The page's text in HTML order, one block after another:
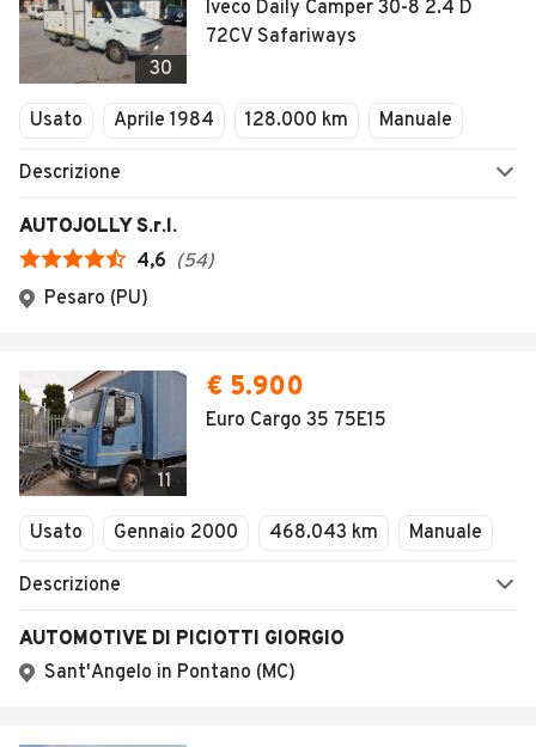
30
Iveco Daily Camper 30-8 2.4 D
72CV Safariways
Usato Aprile 1984 128.000 km Manuale
Descrizione
AUTOJOLLY S.r.l.
4,6 (54)
Pesaro (PU)
11
€ 5.900
Euro Cargo 35 75E15
Usato Gennaio 2000 468.043 km Manuale
Descrizione
AUTOMOTIVE DI PICIOTTI GIORGIO
Sant'Angelo in Pontano (MC)